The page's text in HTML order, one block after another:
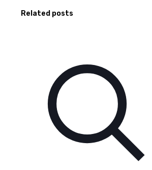
Related posts